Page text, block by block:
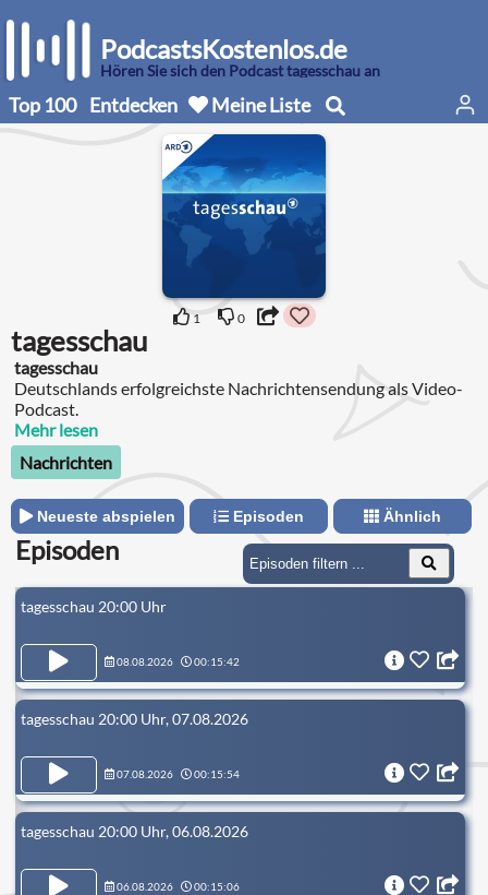
PodcastsKostenlos.de
Hören Sie sich den Podcast tagesschau an
Top 100 Entdecken Meine Liste
1 0
tagesschau
tagesschau
Deutschlands erfolgreichste Nachrichtensendung als Video-
Podcast.
Mehr lesen
Nachrichten
Neueste abspielen Episoden Ähnlich
Episoden
tagesschau 20:00 Uhr
08.08.2026 00:15:42
tagesschau 20:00 Uhr, 07.08.2026
07.08.2026 00:15:54
tagesschau 20:00 Uhr, 06.08.2026
06.08.2026 00:15:06